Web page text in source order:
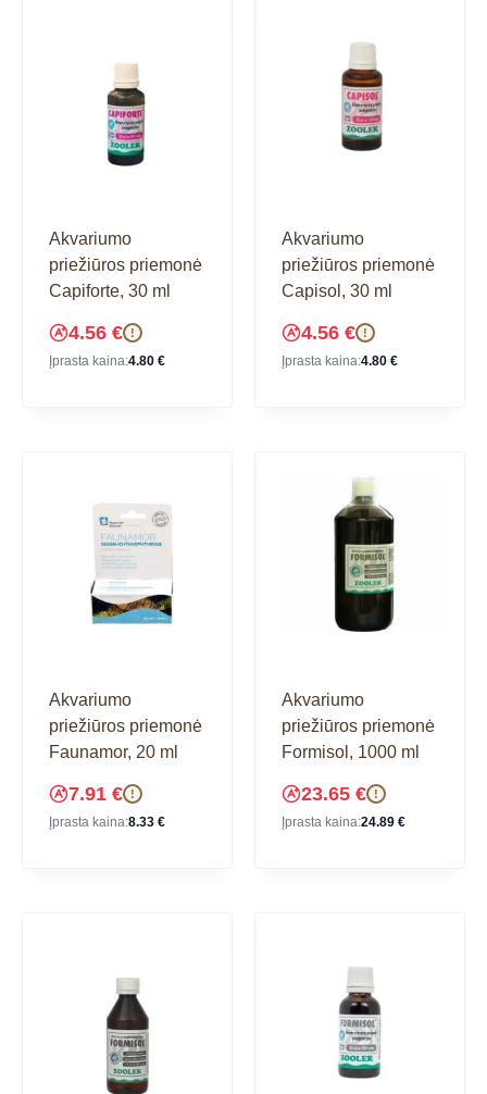
Akvariumo
priežiūros priemonė
Capiforte, 30 ml
4.56 € !
Įprasta kaina:4.80 €
Akvariumo
priežiūros priemonė
Capisol, 30 ml
4.56 € !
Įprasta kaina:4.80 €
Akvariumo
priežiūros priemonė
Faunamor, 20 ml
7.91 € !
Įprasta kaina:8.33 €
Akvariumo
priežiūros priemonė
Formisol, 1000 ml
23.65 € !
Įprasta kaina:24.89 €